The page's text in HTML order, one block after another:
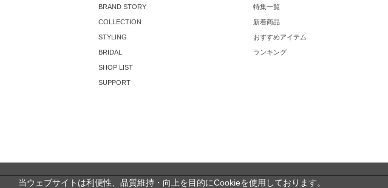
BRAND STORY
COLLECTION
STYLING
BRIDAL
SHOP LIST
SUPPORT
特集一覧
新着商品
おすすめアイテム
ランキング
当ウェブサイトは利便性、品質維持・向上を目的にCookieを使用しております。